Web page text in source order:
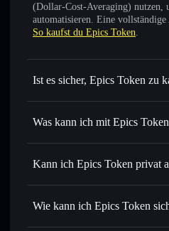
(Dollar-Cost-Averaging) nutzen,
automatisieren. Eine
So kaufst du Epics Token.
Ist es sicher, Epics Token zu
Epics Token verifizierter
Was kann ich mit Epics
Epics Token
Solflare-
Sofort tauschen– handle
Routing zum bestmöglichen
Limit-Orders setzen–
Kann ich Epics Token privat
Solflare-Wallet
Wie kann ich Epics Token
Epics Token